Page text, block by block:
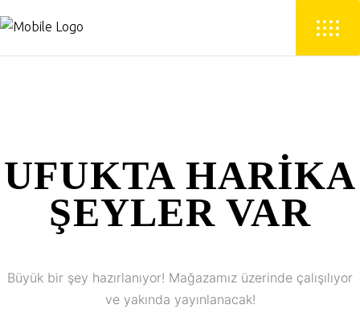
UFUKTA HARIKA
ŞEYLER VAR
Büyük bir şey hazırlanıyor! Mağazamız üzerinde çalışılıyor
ve yakında yayınlanacak!